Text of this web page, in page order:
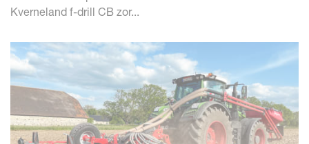
Kverneland f-drill CB zor...